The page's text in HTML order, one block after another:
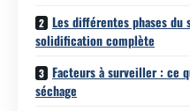
Les différentes phases du
solidification complète
Facteurs à surveiller : ce
séchage